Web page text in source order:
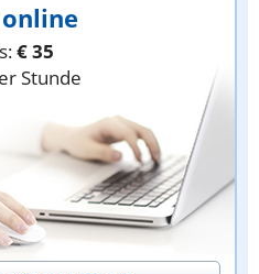
€ 35
Stunde